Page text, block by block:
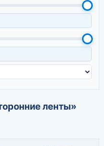
ленты»